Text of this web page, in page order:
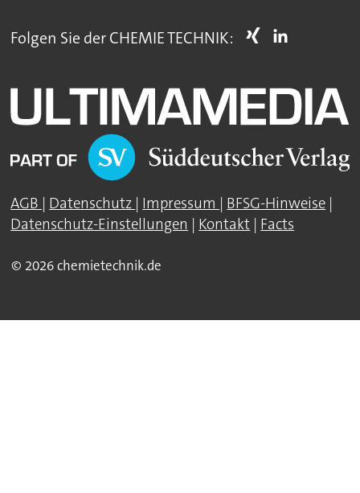
Folgen Sie der CHEMIE TECHNIK:
AGB | Datenschutz | Impressum | BFSG-Hinweise |
Datenschutz-Einstellungen | Kontakt | Facts
© 2026 chemietechnik.de